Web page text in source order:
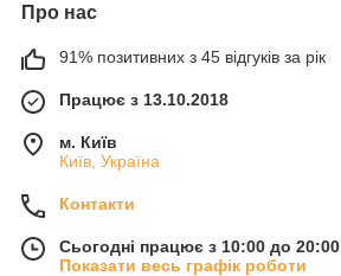
Про нас
91% позитивних з 45 відгуків за рік
Працює з 13.10.2018
м. Київ
Київ, Україна
Контакти
Сьогодні працює з 10:00 до 20:00
Показати весь графік роботи